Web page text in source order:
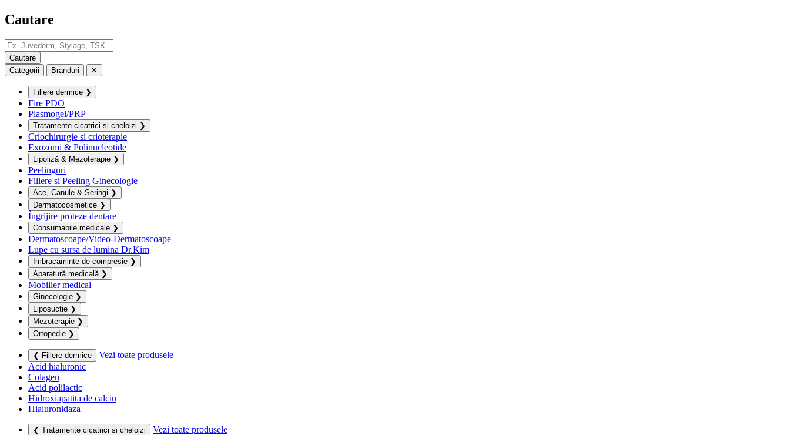
Cautare
Categorii Branduri ✕
Fillere dermice ❯
Fire PDO
Plasmogel/PRP
Tratamente cicatrici si cheloizi ❯
Criochirurgie si crioterapie
Exozomi & Polinucleotide
Lipoliză & Mezoterapie ❯
Peelinguri
Fillere si Peeling Ginecologie
Ace, Canule & Seringi ❯
Dermatocosmetice ❯
Îngrijire proteze dentare
Consumabile medicale ❯
Dermatoscoape/Video-Dermatoscoape
Lupe cu sursa de lumina Dr.Kim
Imbracaminte de compresie ❯
Aparatură medicală ❯
Mobilier medical
Ginecologie ❯
Liposuctie ❯
Mezoterapie ❯
Ortopedie ❯
❮ Fillere dermice
Vezi toate produsele
Acid hialuronic
Colagen
Acid polilactic
Hidroxiapatita de calciu
Hialuronidaza
❮ Tratamente cicatrici si cheloizi
Vezi toate produsele